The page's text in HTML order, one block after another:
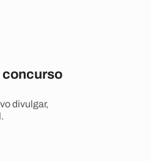
concurso
divulgar,